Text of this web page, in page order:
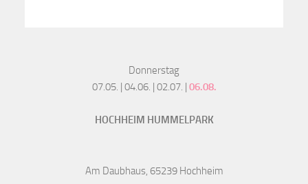
Donnerstag
07.05. | 04.06. | 02.07. | 06.08.
HOCHHEIM HUMMELPARK
Am Daubhaus, 65239 Hochheim